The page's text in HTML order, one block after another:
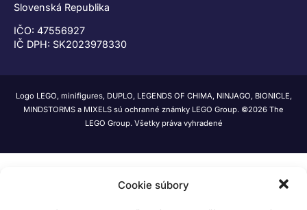
Cookie súbory
Slovenská Republika
IČO: 47556927
IČ DPH: SK2023978330
Logo LEGO, minifigures, DUPLO, LEGENDS OF CHIMA, NINJAGO, BIONICLE,
MINDSTORMS a MIXELS sú ochranné známky LEGO Group. ©2026 The
LEGO Group. Všetky práva vyhradené